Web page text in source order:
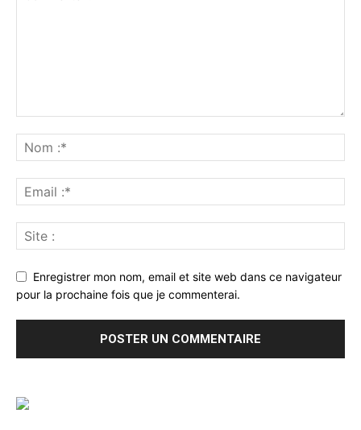
Enregistrer mon nom, email et site web dans ce navigateur
pour la prochaine fois que je commenterai.